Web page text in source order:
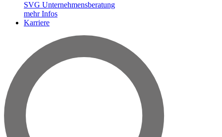
SVG Unternehmensberatung
mehr Infos
Karriere